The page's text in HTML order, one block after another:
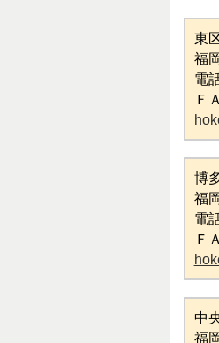
東
福
電
Ｆ
博
福
電
Ｆ
中
福